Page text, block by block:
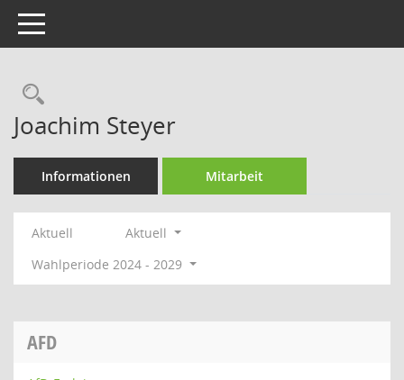
Toggle navigation
Rechercheauswahl
Joachim Steyer
Informationen Mitarbeit
Aktuell
Aktuell
Wahlperiode 2024 - 2029
AFD